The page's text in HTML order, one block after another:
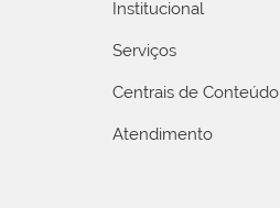
Institucional
Serviços
Centrais de Conteúdo
Atendimento